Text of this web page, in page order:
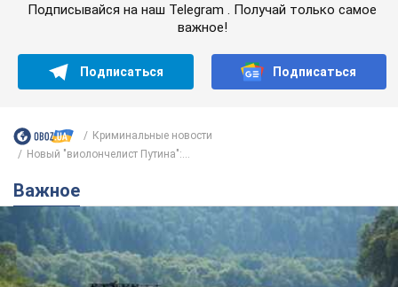
Подписывайся на наш Telegram . Получай только самое
важное!
Подписаться Подписаться
Криминальные новости
Новый "виолончелист Путина":...
Важное